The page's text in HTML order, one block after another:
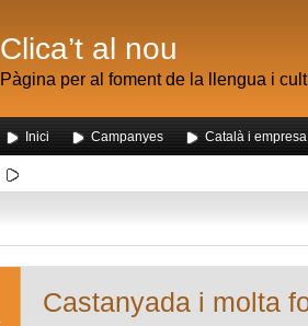
Clica’t al nou
Pàgina per al foment de la llengua i
Inici Campanyes Català i empresa
Castanyada i molta